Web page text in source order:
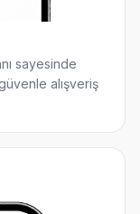
sayesinde
alışveriş